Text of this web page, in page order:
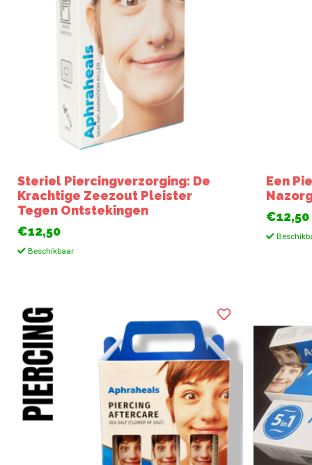
Steriel Piercingverzorging: De
Krachtige Zeezout Pleister
Tegen Ontstekingen
€12,50
Beschikbaar
Een
€12,50